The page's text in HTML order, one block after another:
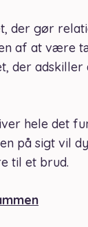
der gør
af at være
der
hele det
på sigt vil
til et brud.